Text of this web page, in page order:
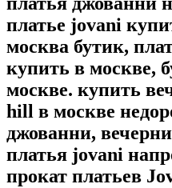
платье jovani
москва бутик,
купить в москве,
москве. купить
hill в москве
джованни,
платья jovani
прокат платьев